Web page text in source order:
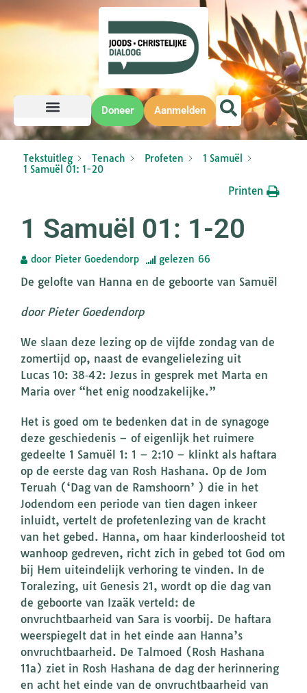
Doneer Aanmelden
Tekstuitleg Tenach Profeten
1 Samuël
1 Samuël 01: 1-20
Printen
1 Samuël 01: 1-20
door Pieter Goedendorp gelezen 66
De gelofte van Hanna en de geboorte van Samuël
door Pieter Goedendorp
We slaan deze lezing op de vijfde zondag van de
zomertijd op, naast de evangelielezing uit
Lucas 10: 38‐42: Jezus in gesprek met Marta en
Maria over “het enig noodzakelijke.”
Het is goed om te bedenken dat in de synagoge
deze geschiedenis – of eigenlijk het ruimere
gedeelte 1 Samuël 1: 1 – 2:10 – klinkt als haftara
op de eerste dag van Rosh Hashana. Op de Jom
Teruah (‘Dag van de Ramshoorn’ ) die in het
Jodendom een periode van tien dagen inkeer
inluidt, vertelt de profetenlezing van de kracht
van het gebed. Hanna, om haar kinderloosheid tot
wanhoop gedreven, richt zich in gebed tot God om
bij Hem uiteindelijk verhoring te vinden. In de
Toralezing, uit Genesis 21, wordt op die dag van
de geboorte van Izaäk verteld: de
onvruchtbaarheid van Sara is voorbij. De haftara
weerspiegelt dat in het einde aan Hanna’s
onvruchtbaarheid. De Talmoed (Rosh Hashana
11a) ziet in Rosh Hashana de dag der herinnering
en acht het einde van de onvruchtbaarheid van